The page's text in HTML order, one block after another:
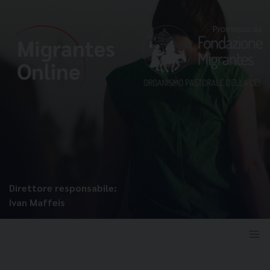
Direttore responsabile:
Ivan Maffeis